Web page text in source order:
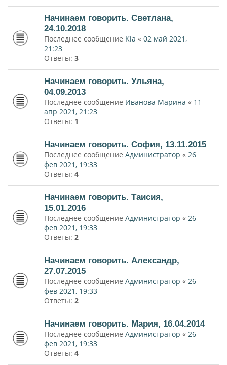
Начинаем говорить. Светлана,
24.10.2018
Последнее сообщение Kia « 02 май 2021,
21:23
Ответы: 3
Начинаем говорить. Ульяна,
04.09.2013
Последнее сообщение Иванова Марина « 11
апр 2021, 21:23
Ответы: 1
Начинаем говорить. София, 13.11.2015
Последнее сообщение Администратор « 26
фев 2021, 19:33
Ответы: 4
Начинаем говорить. Таисия,
15.01.2016
Последнее сообщение Администратор « 26
фев 2021, 19:33
Ответы: 2
Начинаем говорить. Александр,
27.07.2015
Последнее сообщение Администратор « 26
фев 2021, 19:33
Ответы: 2
Начинаем говорить. Мария, 16.04.2014
Последнее сообщение Администратор « 26
фев 2021, 19:33
Ответы: 4